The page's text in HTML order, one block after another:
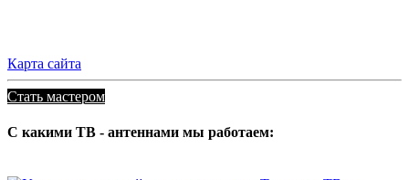
Карта сайта
Стать мастером
С какими ТВ - антеннами мы работаем: